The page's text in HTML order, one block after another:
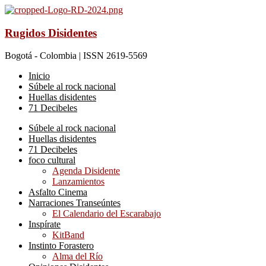
Rugidos Disidentes
Bogotá - Colombia | ISSN 2619-5569
Inicio
Súbele al rock nacional
Huellas disidentes
71 Decibeles
Súbele al rock nacional
Huellas disidentes
71 Decibeles
foco cultural
Agenda Disidente
Lanzamientos
Asfalto Cinema
Narraciones Transeúntes
El Calendario del Escarabajo
Inspírate
KitBand
Instinto Forastero
Alma del Río